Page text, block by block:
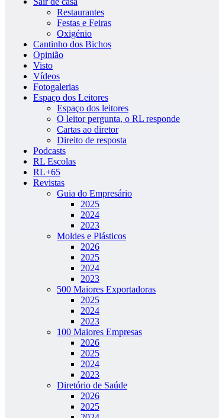
Restaurantes
Festas e Feiras
Oxigénio
Cantinho dos Bichos
Opinião
Visto
Vídeos
Fotogalerias
Espaço dos Leitores
Espaço dos leitores
O leitor pergunta, o RL responde
Cartas ao diretor
Direito de resposta
Podcasts
RL Escolas
RL+65
Revistas
Guia do Empresário
2025
2024
2023
Moldes e Plásticos
2026
2025
2024
2023
500 Maiores Exportadoras
2025
2024
2023
100 Maiores Empresas
2026
2025
2024
2023
Diretório de Saúde
2026
2025